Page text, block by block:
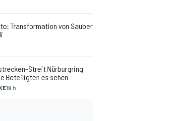
Transformation von Sauber
19 h
Streit Nürburgring
Beteiligten es sehen